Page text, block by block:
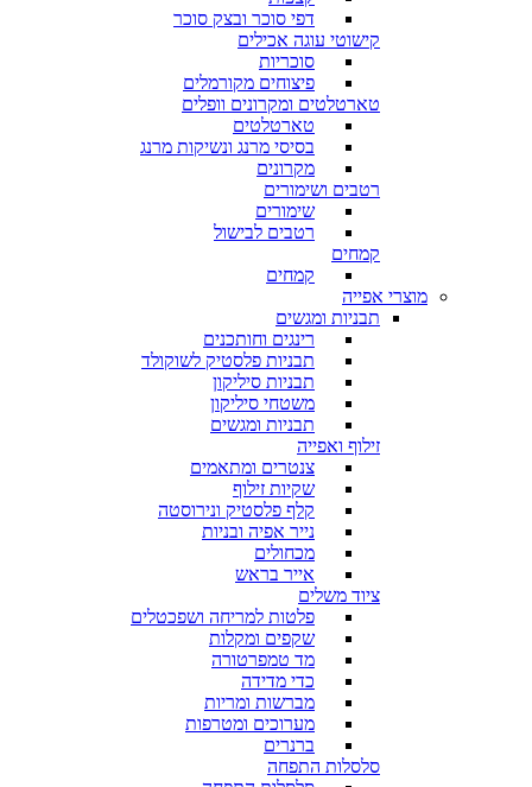
דפי סוכר ובצק סוכר
קישוטי עוגה אכילים
סוכריות
פיצוחים מקורמלים
טארטלטים ומקרונים וופלים
טארטלטים
בסיסי מרנג ונשיקות מרנג
מקרונים
רטבים ושימורים
שימורים
רטבים לבישול
קמחים
קמחים
מוצרי אפייה
תבניות ומגשים
רינגים וחותכנים
תבניות פלסטיק לשוקולד
תבניות סיליקון
משטחי סיליקון
תבניות ומגשים
זילוף ואפייה
צנטרים ומתאמים
שקיות זילוף
קלף פלסטיק ונירוסטה
נייר אפיה ובניות
מכחולים
אייר בראש
ציוד משלים
פלטות למריחה ושפכטלים
שקפים ומקלות
מד טמפרטורה
כדי מדידה
מברשות ומריות
מערוכים ומטרפות
ברנרים
סלסלות התפחה